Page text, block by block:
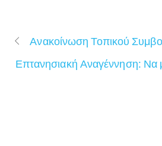
Ανακοίνωση Τοπικού
Επτανησιακή Αναγέννηση: Να